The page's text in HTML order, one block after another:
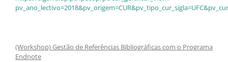
(Workshop) Gestão de Referências Bibliográficas com o Programa
Endnote